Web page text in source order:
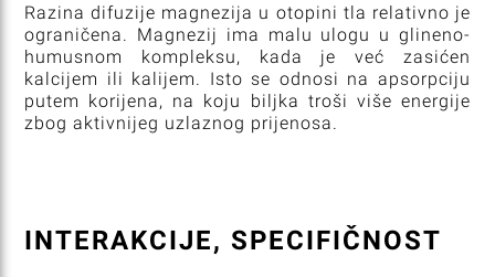
Razina difuzije magnezija u otopini tla relativno je
ograničena. Magnezij ima malu ulogu u glineno-
humusnom kompleksu, kada je već zasićen
kalcijem ili kalijem. Isto se odnosi na apsorpciju
putem korijena, na koju biljka troši više energije
zbog aktivnijeg uzlaznog prijenosa.
INTERAKCIJE, SPECIFIČNOST